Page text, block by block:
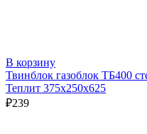
В корзину
Твинблок газоблок ТБ400
Теплит 375х250х625
₽239